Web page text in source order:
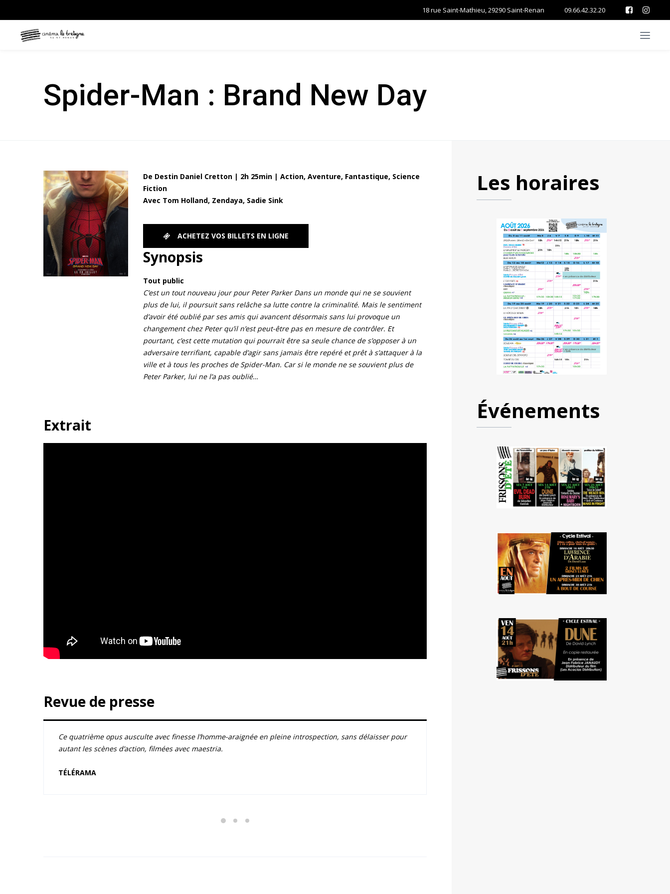
09.66.42.32.20
18 rue Saint-Mathieu, 29290 Saint-Renan
Spider-Man : Brand New Day
De Destin Daniel Cretton | 2h 25min | Action, Aventure, Fantastique, Science
Fiction
Avec Tom Holland, Zendaya, Sadie Sink
ACHETEZ VOS BILLETS EN LIGNE
Synopsis
Tout public
C’est un tout nouveau jour pour Peter Parker Dans un monde qui ne se souvient
plus de lui, il poursuit sans relâche sa lutte contre la criminalité. Mais le sentiment
d’avoir été oublié par ses amis qui avancent désormais sans lui provoque un
changement chez Peter qu’il n’est peut-être pas en mesure de contrôler. Et
pourtant, c’est cette mutation qui pourrait être sa seule chance de s’opposer à un
adversaire terrifiant, capable d’agir sans jamais être repéré et prêt à s’attaquer à la
ville et à tous les proches de Spider-Man. Car si le monde ne se souvient plus de
Peter Parker, lui ne l’a pas oublié…
Extrait
Revue de presse
Ce quatrième opus ausculte avec finesse l’homme-araignée en pleine introspection, sans délaisser pour
autant les scènes d’action, filmées avec maestria.
TÉLÉRAMA
Les horaires
Événements